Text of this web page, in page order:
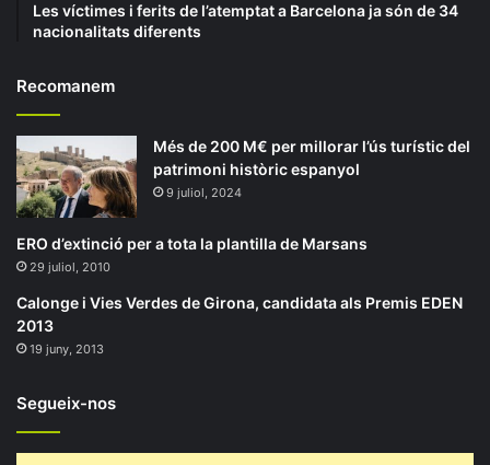
Les víctimes i ferits de l’atemptat a Barcelona ja són de 34
nacionalitats diferents
Recomanem
Més de 200 M€ per millorar l’ús turístic del
patrimoni històric espanyol
9 juliol, 2024
ERO d’extinció per a tota la plantilla de Marsans
29 juliol, 2010
Calonge i Vies Verdes de Girona, candidata als Premis EDEN
2013
19 juny, 2013
Segueix-nos